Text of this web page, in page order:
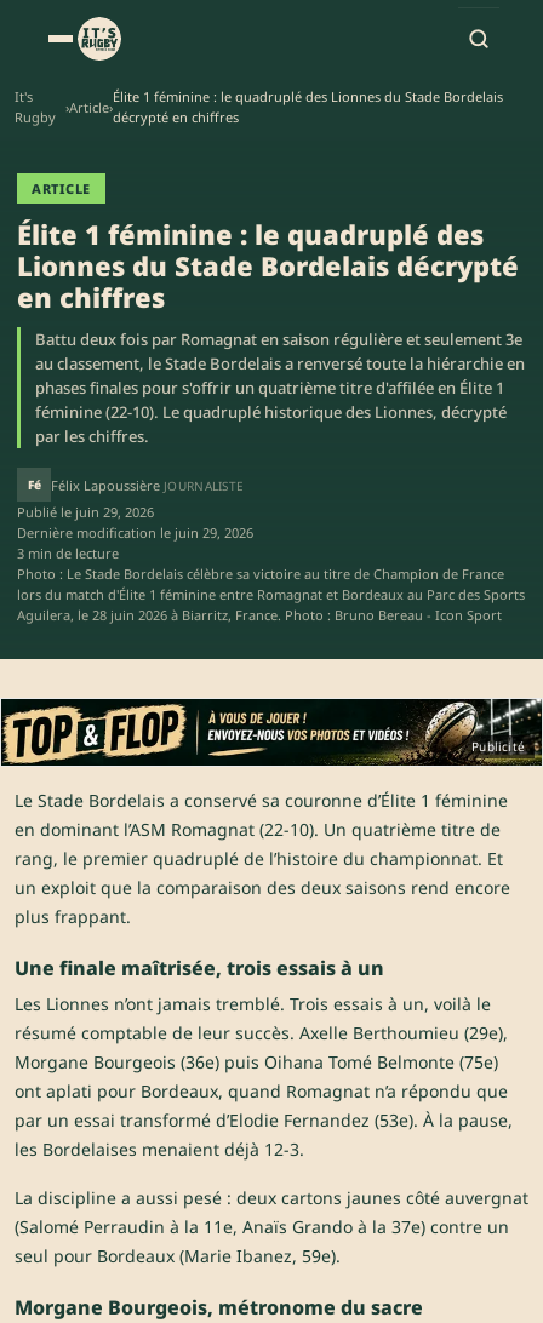
It's
Rugby
›Article›
Élite 1 féminine : le quadruplé des Lionnes du Stade Bordelais
décrypté en chiffres
ARTICLE
Élite 1 féminine : le quadruplé des
Lionnes du Stade Bordelais décrypté
en chiffres
Battu deux fois par Romagnat en saison régulière et seulement 3e
au classement, le Stade Bordelais a renversé toute la hiérarchie en
phases finales pour s'offrir un quatrième titre d'affilée en Élite 1
féminine (22-10). Le quadruplé historique des Lionnes, décrypté
par les chiffres.
Fé Félix Lapoussière JOURNALISTE
Publié le juin 29, 2026
Dernière modification le juin 29, 2026
3 min de lecture
Photo : Le Stade Bordelais célèbre sa victoire au titre de Champion de France
lors du match d'Élite 1 féminine entre Romagnat et Bordeaux au Parc des Sports
Aguilera, le 28 juin 2026 à Biarritz, France. Photo : Bruno Bereau - Icon Sport
Publicité
Le Stade Bordelais a conservé sa couronne d’Élite 1 féminine
en dominant l’ASM Romagnat (22-10). Un quatrième titre de
rang, le premier quadruplé de l’histoire du championnat. Et
un exploit que la comparaison des deux saisons rend encore
plus frappant.
Une finale maîtrisée, trois essais à un
Les Lionnes n’ont jamais tremblé. Trois essais à un, voilà le
résumé comptable de leur succès. Axelle Berthoumieu (29e),
Morgane Bourgeois (36e) puis Oihana Tomé Belmonte (75e)
ont aplati pour Bordeaux, quand Romagnat n’a répondu que
par un essai transformé d’Elodie Fernandez (53e). À la pause,
les Bordelaises menaient déjà 12-3.
La discipline a aussi pesé : deux cartons jaunes côté auvergnat
(Salomé Perraudin à la 11e, Anaïs Grando à la 37e) contre un
seul pour Bordeaux (Marie Ibanez, 59e).
Morgane Bourgeois, métronome du sacre